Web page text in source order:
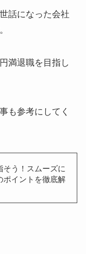
話になった会社
満退職を目指し
も参考にしてく
そう！スムーズに
ポイントを徹底解